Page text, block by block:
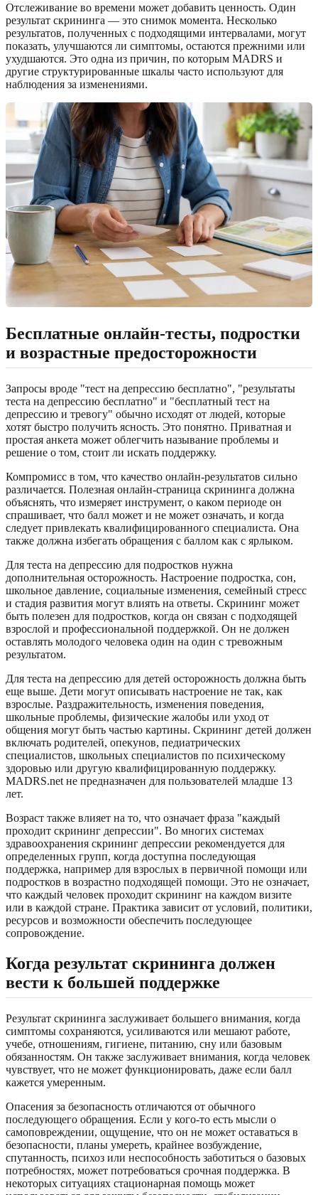
Отслеживание во времени может добавить ценность. Один
результат скрининга — это снимок момента. Несколько
результатов, полученных с подходящими интервалами, могут
показать, улучшаются ли симптомы, остаются прежними или
ухудшаются. Это одна из причин, по которым MADRS и
другие структурированные шкалы часто используют для
наблюдения за изменениями.
Бесплатные онлайн-тесты, подростки
и возрастные предосторожности
Запросы вроде "тест на депрессию бесплатно", "результаты
теста на депрессию бесплатно" и "бесплатный тест на
депрессию и тревогу" обычно исходят от людей, которые
хотят быстро получить ясность. Это понятно. Приватная и
простая анкета может облегчить называние проблемы и
решение о том, стоит ли искать поддержку.
Компромисс в том, что качество онлайн-результатов сильно
различается. Полезная онлайн-страница скрининга должна
объяснять, что измеряет инструмент, о каком периоде он
спрашивает, что балл может и не может означать, и когда
следует привлекать квалифицированного специалиста. Она
также должна избегать обращения с баллом как с ярлыком.
Для теста на депрессию для подростков нужна
дополнительная осторожность. Настроение подростка, сон,
школьное давление, социальные изменения, семейный стресс
и стадия развития могут влиять на ответы. Скрининг может
быть полезен для подростков, когда он связан с подходящей
взрослой и профессиональной поддержкой. Он не должен
оставлять молодого человека один на один с тревожным
результатом.
Для теста на депрессию для детей осторожность должна быть
еще выше. Дети могут описывать настроение не так, как
взрослые. Раздражительность, изменения поведения,
школьные проблемы, физические жалобы или уход от
общения могут быть частью картины. Скрининг детей должен
включать родителей, опекунов, педиатрических
специалистов, школьных специалистов по психическому
здоровью или другую квалифицированную поддержку.
MADRS.net не предназначен для пользователей младше 13
лет.
Возраст также влияет на то, что означает фраза "каждый
проходит скрининг депрессии". Во многих системах
здравоохранения скрининг депрессии рекомендуется для
определенных групп, когда доступна последующая
поддержка, например для взрослых в первичной помощи или
подростков в возрастно подходящей помощи. Это не означает,
что каждый человек проходит скрининг на каждом визите
или в каждой стране. Практика зависит от условий, политики,
ресурсов и возможности обеспечить последующее
сопровождение.
Когда результат скрининга должен
вести к большей поддержке
Результат скрининга заслуживает большего внимания, когда
симптомы сохраняются, усиливаются или мешают работе,
учебе, отношениям, гигиене, питанию, сну или базовым
обязанностям. Он также заслуживает внимания, когда человек
чувствует, что не может функционировать, даже если балл
кажется умеренным.
Опасения за безопасность отличаются от обычного
последующего обращения. Если у кого-то есть мысли о
самоповреждении, ощущение, что он не может оставаться в
безопасности, планы умереть, крайнее возбуждение,
спутанность, психоз или неспособность заботиться о базовых
потребностях, может потребоваться срочная поддержка. В
некоторых ситуациях стационарная помощь может